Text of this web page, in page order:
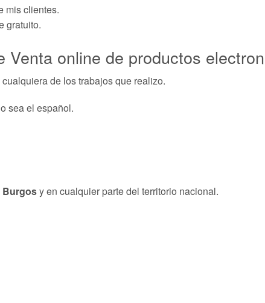
mis clientes.
gratuito.
online de productos
de los trabajos que realizo.
sea el español.
Burgosy en cualquier parte del territorio nacional.